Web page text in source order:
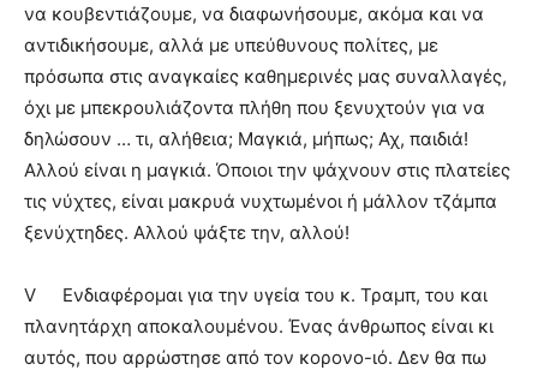
να κουβεντιάζουμε, να διαφωνήσουμε, ακόμα και να
αντιδικήσουμε, αλλά με υπεύθυνους πολίτες, με
πρόσωπα στις αναγκαίες καθημερινές μας συναλλαγές,
όχι με μπεκρουλιάζοντα πλήθη που ξενυχτούν για να
δηλώσουν … τι, αλήθεια; Μαγκιά, μήπως; Αχ, παιδιά!
Αλλού είναι η μαγκιά. Όποιοι την ψάχνουν στις πλατείες
τις νύχτες, είναι μακρυά νυχτωμένοι ή μάλλον τζάμπα
ξενύχτηδες. Αλλού ψάξτε την, αλλού!
V
Ενδιαφέρομαι για την υγεία του κ. Τραμπ, του και
πλανητάρχη αποκαλουμένου. Ένας άνθρωπος είναι κι
αυτός, που αρρώστησε από τον κορονο-ιό. Δεν θα πω